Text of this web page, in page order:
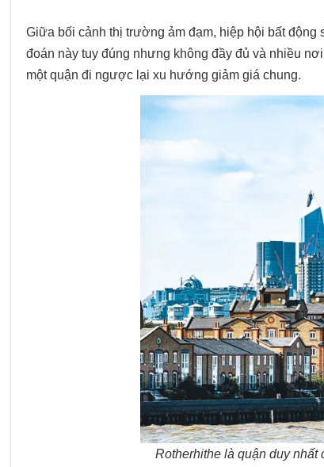
Giữa bối cảnh thị trường ảm đạm, hiệp hội bất
đoán này tuy đúng nhưng không đầy đủ và nhiều
một quận đi ngược lại xu hướng giảm giá chung.
Rotherhithe là quận duy nhất